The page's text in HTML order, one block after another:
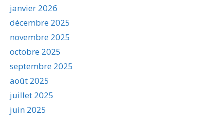
janvier 2026
décembre 2025
novembre 2025
octobre 2025
septembre 2025
août 2025
juillet 2025
juin 2025